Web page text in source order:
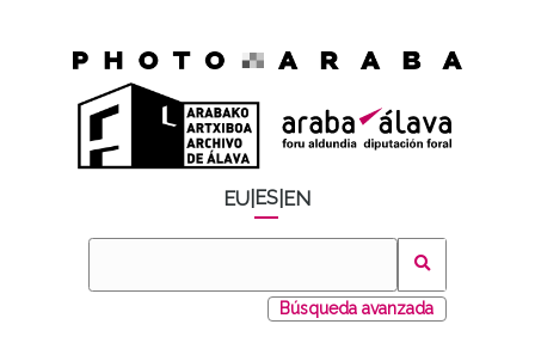
EU ES EN
Búsqueda avanzada